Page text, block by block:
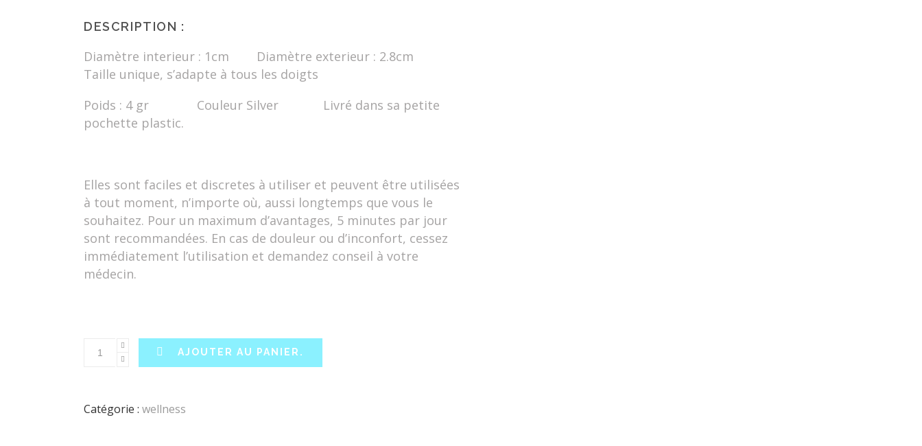
DESCRIPTION :
Diamètre interieur : 1cm Diamètre exterieur : 2.8cm
Taille unique, s’adapte à tous les doigts
Poids : 4 gr Couleur Silver Livré dans sa petite
pochette plastic.
Elles sont faciles et discretes à utiliser et peuvent être utilisées
à tout moment, n’importe où, aussi longtemps que vous le
souhaitez. Pour un maximum d’avantages, 5 minutes par jour
sont recommandées. En cas de douleur ou d’inconfort, cessez
immédiatement l’utilisation et demandez conseil à votre
médecin.
AJOUTER AU PANIER.
Catégorie : wellness